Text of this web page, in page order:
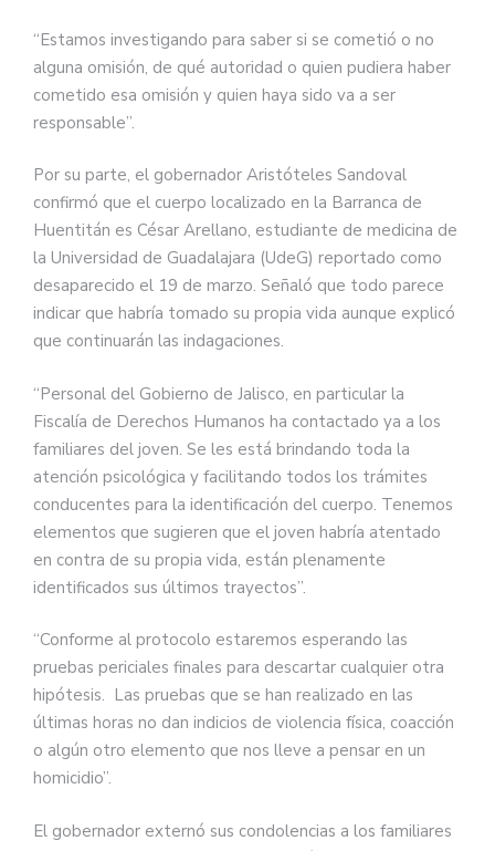
“Estamos investigando para saber si se cometió o no
alguna omisión, de qué autoridad o quien pudiera haber
cometido esa omisión y quien haya sido va a ser
responsable”.
Por su parte, el gobernador Aristóteles Sandoval
confirmó que el cuerpo localizado en la Barranca de
Huentitán es César Arellano, estudiante de medicina de
la Universidad de Guadalajara (UdeG) reportado como
desaparecido el 19 de marzo. Señaló que todo parece
indicar que habría tomado su propia vida aunque explicó
que continuarán las indagaciones.
“Personal del Gobierno de Jalisco, en particular la
Fiscalía de Derechos Humanos ha contactado ya a los
familiares del joven. Se les está brindando toda la
atención psicológica y facilitando todos los trámites
conducentes para la identificación del cuerpo. Tenemos
elementos que sugieren que el joven habría atentado
en contra de su propia vida, están plenamente
identificados sus últimos trayectos”.
“Conforme al protocolo estaremos esperando las
pruebas periciales finales para descartar cualquier otra
hipótesis. Las pruebas que se han realizado en las
últimas horas no dan indicios de violencia física, coacción
o algún otro elemento que nos lleve a pensar en un
homicidio”.
El gobernador externó sus condolencias a los familiares